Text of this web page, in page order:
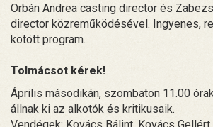
Orbán Andrea casting director és
director közreműködésével. Ingyenes,
kötött program.
Tolmácsot kérek!
Április másodikán, szombaton 11.00
állnak ki az alkotók és kritikusaik.